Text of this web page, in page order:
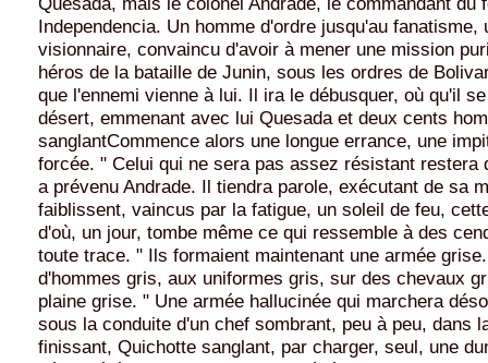
Independencia. Un homme d'ordre jusqu'au fanatisme,
visionnaire, convaincu d'avoir à mener une mission
héros de la bataille de Junin, sous les ordres de
que l'ennemi vienne à lui. Il ira le débusquer, où qu'il
désert, emmenant avec lui Quesada et deux cents
sanglantCommence alors une longue errance, une
forcée. " Celui qui ne sera pas assez résistant restera
a prévenu Andrade. Il tiendra parole, exécutant de sa
faiblissent, vaincus par la fatigue, un soleil de feu,
d'où, un jour, tombe même ce qui ressemble à des
toute trace. " Ils formaient maintenant une armée
d'hommes gris, aux uniformes gris, sur des chevaux
plaine grise. " Une armée hallucinée qui marchera
sous la conduite d'un chef sombrant, peu à peu, dans
finissant, Quichotte sanglant, par charger, seul, une